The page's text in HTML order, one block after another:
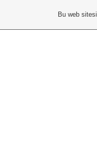
Bu web sitesi